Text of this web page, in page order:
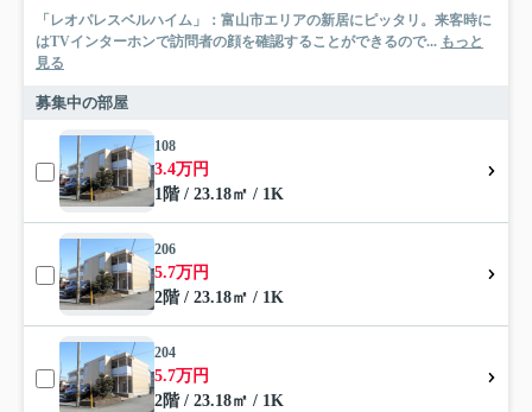
「レオパレスベルハイム」：富山市エリアの新居にピッタリ。来客時に
はTVインターホンで訪問者の顔を確認することができるので... もっと
見る
募集中の部屋
108
3.4万円
1階 / 23.18㎡ / 1K
206
5.7万円
2階 / 23.18㎡ / 1K
204
5.7万円
2階 / 23.18㎡ / 1K